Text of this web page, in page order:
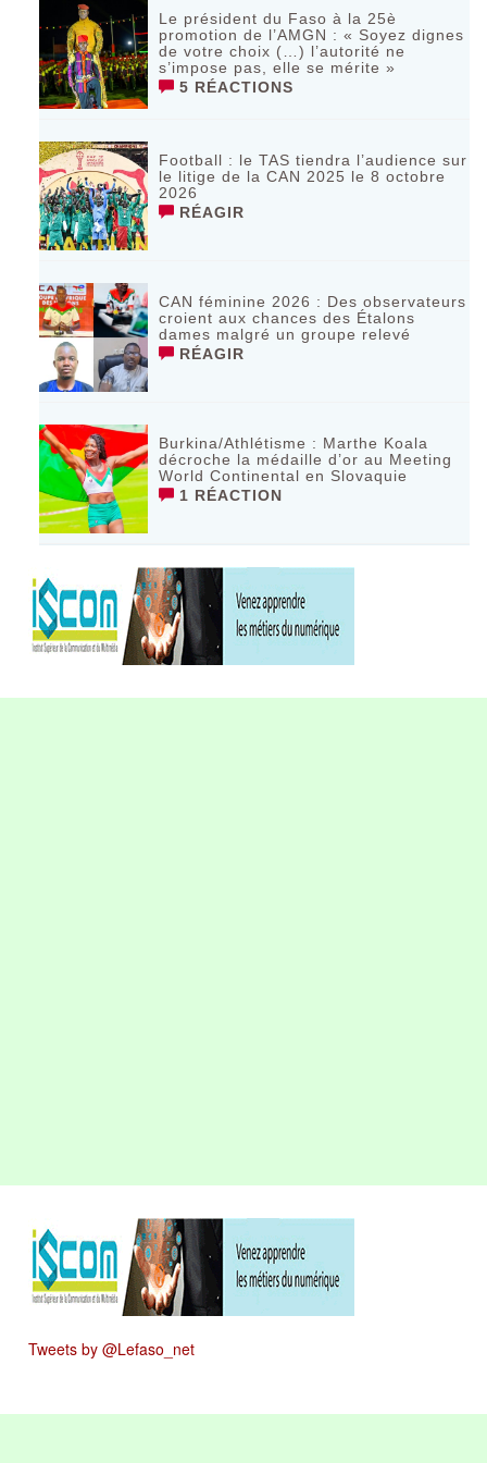
Le président du Faso à la 25è
promotion de l’AMGN : « Soyez dignes
de votre choix (…) l’autorité ne
s’impose pas, elle se mérite »
5 RÉACTIONS
Football : le TAS tiendra l’audience sur
le litige de la CAN 2025 le 8 octobre
2026
RÉAGIR
CAN féminine 2026 : Des observateurs
croient aux chances des Étalons
dames malgré un groupe relevé
RÉAGIR
Burkina/Athlétisme : Marthe Koala
décroche la médaille d’or au Meeting
World Continental en Slovaquie ‎
1 RÉACTION
Tweets by @Lefaso_net